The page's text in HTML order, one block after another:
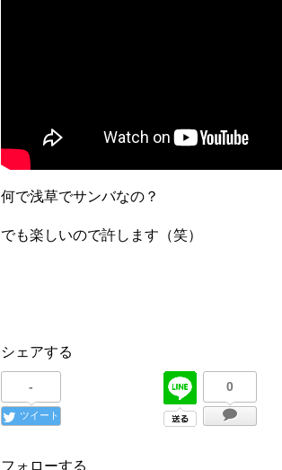
何で浅草でサンバなの？
でも楽しいので許します（笑）
シェアする
-
ツイート
0
フォローする